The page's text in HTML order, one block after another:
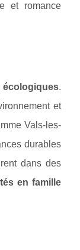
et romance
écologiques.
et
Vals-les-
durables
dans des
en famille